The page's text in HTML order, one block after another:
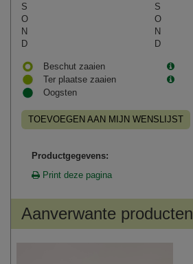
S
S
O
O
N
N
D
D
Beschut zaaien
Ter plaatse zaaien
Oogsten
TOEVOEGEN AAN MIJN WENSLIJST
Productgegevens:
Print deze pagina
Aanverwante producten